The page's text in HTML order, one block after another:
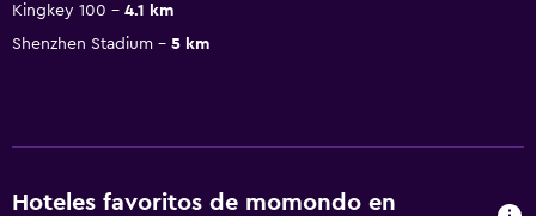
Kingkey 100
4.1 km
Shenzhen Stadium
5 km
Hoteles favoritos de momondo en